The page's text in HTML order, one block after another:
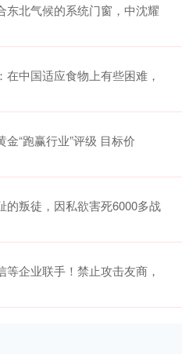
东北气候的系统门窗，中沈耀
中国适应食物上有些困难，
“跑赢行业”评级 目标价
的叛徒，因私欲害死6000多战
企业联手！禁止攻击友商，